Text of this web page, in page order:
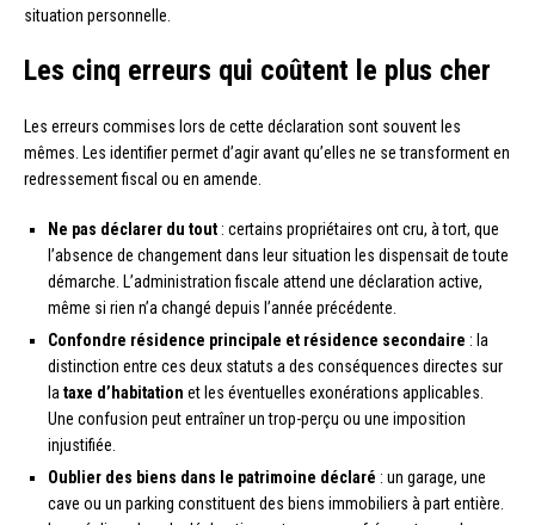
situation personnelle.
Les cinq erreurs qui coûtent le plus cher
Les erreurs commises lors de cette déclaration sont souvent les
mêmes. Les identifier permet d’agir avant qu’elles ne se transforment en
redressement fiscal ou en amende.
Ne pas déclarer du tout : certains propriétaires ont cru, à tort, que
l’absence de changement dans leur situation les dispensait de toute
démarche. L’administration fiscale attend une déclaration active,
même si rien n’a changé depuis l’année précédente.
Confondre résidence principale et résidence secondaire : la
distinction entre ces deux statuts a des conséquences directes sur
la taxe d’habitation et les éventuelles exonérations applicables.
Une confusion peut entraîner un trop-perçu ou une imposition
injustifiée.
Oublier des biens dans le patrimoine déclaré : un garage, une
cave ou un parking constituent des biens immobiliers à part entière.